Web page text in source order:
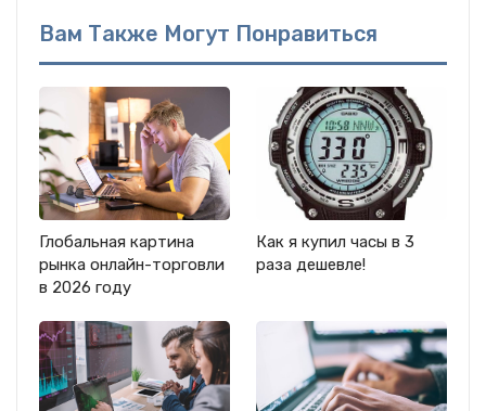
Вам Также Могут Понравиться
Глобальная картина
рынка онлайн-торговли
в 2026 году
Как я купил часы в 3
раза дешевле!